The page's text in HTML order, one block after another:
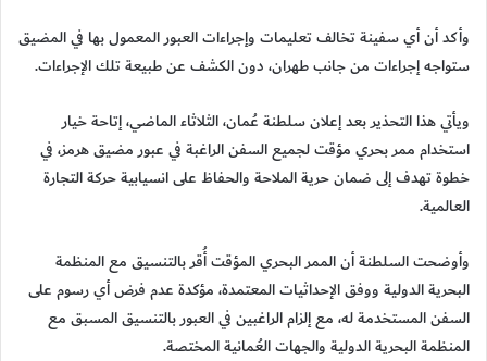
وأكد أن أي سفينة تخالف تعليمات وإجراءات العبور المعمول بها في المضيق
ستواجه إجراءات من جانب طهران، دون الكشف عن طبيعة تلك الإجراءات.
ويأتي هذا التحذير بعد إعلان سلطنة عُمان، الثلاثاء الماضي، إتاحة خيار
استخدام ممر بحري مؤقت لجميع السفن الراغبة في عبور مضيق هرمز، في
خطوة تهدف إلى ضمان حرية الملاحة والحفاظ على انسيابية حركة التجارة
العالمية.
وأوضحت السلطنة أن الممر البحري المؤقت أُقر بالتنسيق مع المنظمة
البحرية الدولية ووفق الإحداثيات المعتمدة، مؤكدة عدم فرض أي رسوم على
السفن المستخدمة له، مع إلزام الراغبين في العبور بالتنسيق المسبق مع
المنظمة البحرية الدولية والجهات العُمانية المختصة.